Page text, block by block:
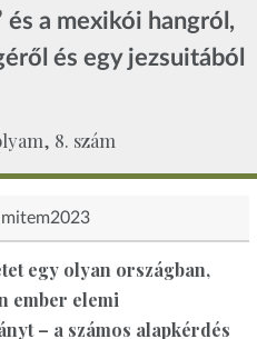
és a mexikói hangról,
és egy jezsuitából
8. szám
mitem2023
egy olyan országban,
ember elemi
– a számos alapkérdés